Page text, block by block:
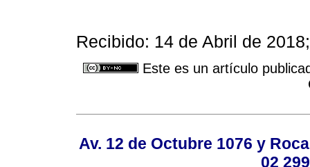
Recibido: 14 de Abril de
Este es un artículo
Av. 12 de Octubre 1076 y
02